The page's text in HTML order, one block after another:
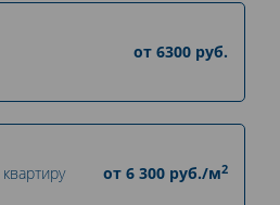
от 6300 руб.
от 6 300 руб./м2